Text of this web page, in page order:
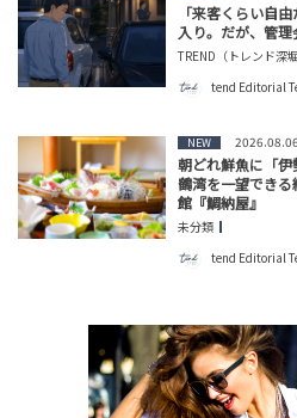
「来客くらい自
入り。だが、管
TREND（トレンド深堀
tend Editorial
NEW
朝どれ鮮魚に「
鶴湾を一望でき
館『鯛納屋』
未分類
tend Editorial